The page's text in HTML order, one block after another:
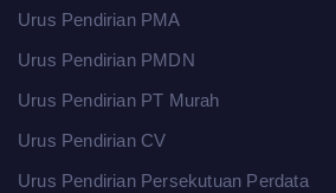
Urus Pendirian PMA
Urus Pendirian PMDN
Urus Pendirian PT Murah
Urus Pendirian CV
Urus Pendirian Persekutuan Perdata